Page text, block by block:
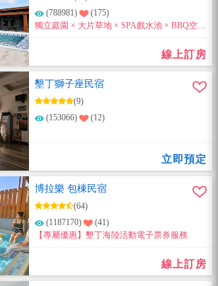
(788981)
(175)
獨立庭園 × 大片草地 × SPA戲水池 × BBQ空間
線上訂房
墾丁獅子座民宿
(9)
(153066)
(12)
立即預定
博拉樂 包棟民宿
(64)
(1187170)
(41)
【專屬優惠】墾丁海陸活動電子票券服務
線上訂房